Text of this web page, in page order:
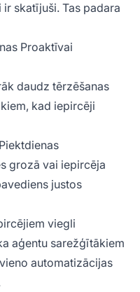
skatījuši. Tas padara
Proaktīvai
daudz tērzēšanas
kad iepircēji
grozā vai iepircēja
justos
viegli
aģentu sarežģītākiem
automatizācijas